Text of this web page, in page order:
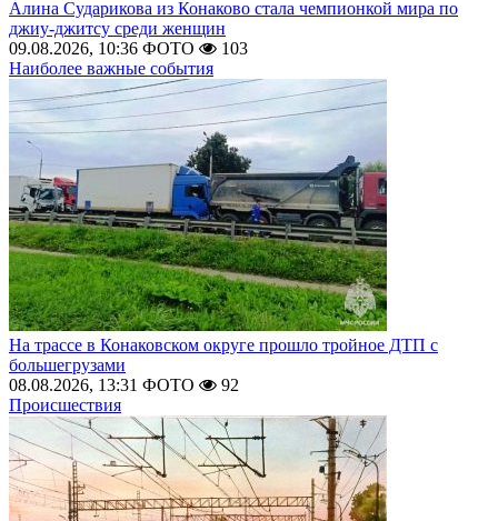
Алина Сударикова из Конаково стала чемпионкой мира по
джиу-джитсу среди женщин
09.08.2026, 10:36 ФОТО
103
Наиболее важные события
На трассе в Конаковском округе прошло тройное ДТП с
большегрузами
08.08.2026, 13:31 ФОТО
92
Происшествия